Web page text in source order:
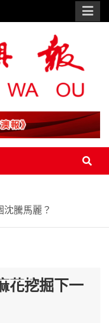
騰馬麗？
花挖掘下一